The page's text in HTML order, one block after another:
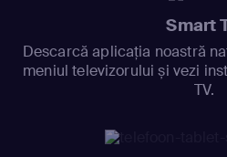
Smart
Descarcă aplicația noastră
meniul televizorului și vezi
TV.